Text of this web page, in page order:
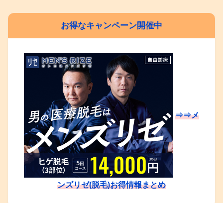
お得なキャンペーン開催中
⇒⇒メ
ンズリゼ(脱毛)お得情報まとめ